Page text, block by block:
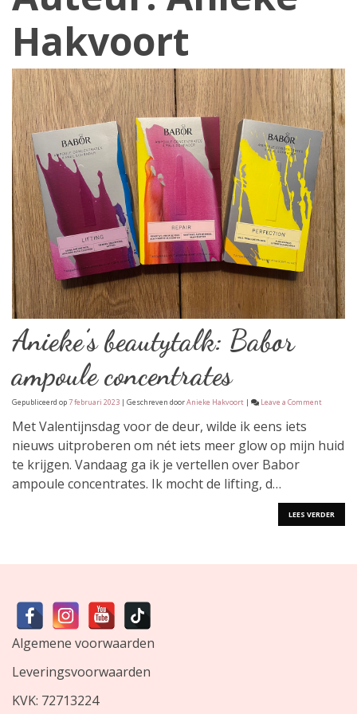
Hakvoort
Anieke’s beautytalk: Babor
ampoule concentrates
Gepubliceerd op7 februari 2023 | Geschreven doorAnieke Hakvoort | Leave a Commenton
ampoule
Met Valentijnsdag voor de deur, wilde ik eens iets
nieuws uitproberen om nét iets meer glow op mijn huid
te krijgen. Vandaag ga ik je vertellen over Babor
ampoule concentrates. Ik mocht de lifting, d…
LEES VERDER
Algemene voorwaarden
Leveringsvoorwaarden
KVK: 72713224